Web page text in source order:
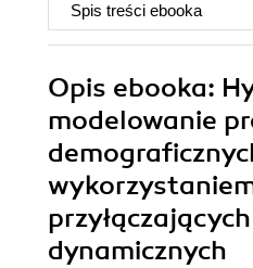
Spis treści ebooka
Opis ebooka:
modelowanie
dynamicznych